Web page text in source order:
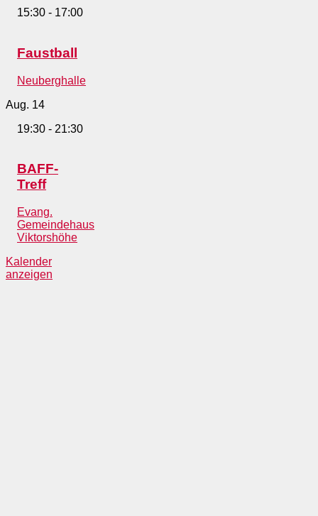
15:30 - 17:00
Faustball
Neuberghalle
Aug. 14
19:30 - 21:30
BAFF-
Treff
Evang.
Gemeindehaus
Viktorshöhe
Kalender
anzeigen